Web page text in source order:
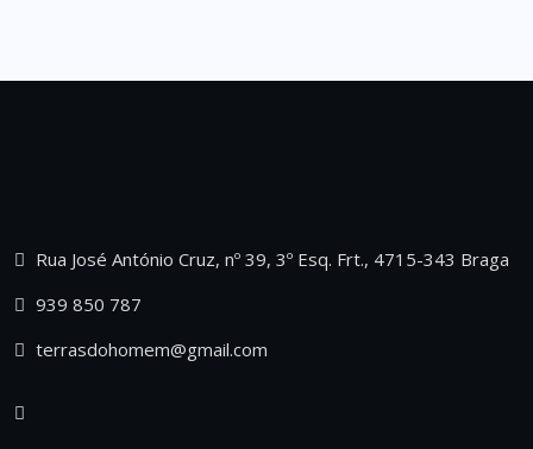
Rua José António Cruz, nº 39, 3º Esq. Frt., 4715-343 Braga
939 850 787
terrasdohomem@gmail.com